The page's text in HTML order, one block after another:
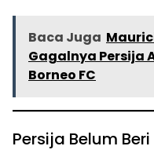
Baca Juga
Gagalnya Persija
Borneo FC
Persija Belum